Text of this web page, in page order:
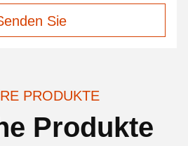
Sie
PRODUKTE
Produkte